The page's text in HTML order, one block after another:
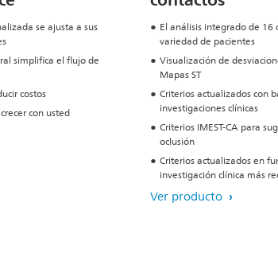
se ajusta a sus
simplifica el flujo de
costos
con usted
El análisis integrado de 16
variedad de pacientes
Visualización de
Mapas ST
Criterios actualizados con
investigaciones clínicas
Criterios IMEST-CA para
oclusión
Criterios actualizados en
investigación clínica más
Ver producto